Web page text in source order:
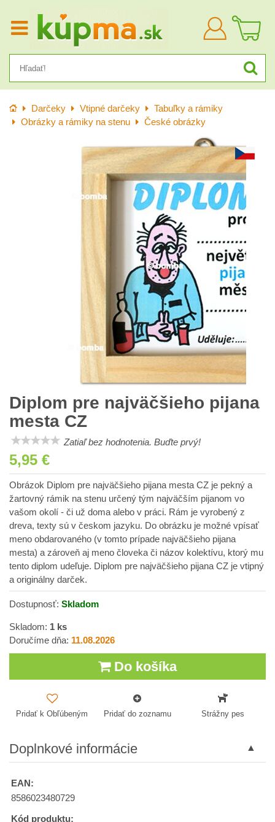
Prihlásiť
sa
Úvod Darčeky Vtipné darčeky
Tabuľky a rámiky
Obrázky a rámiky na stenu
České obrázky
Diplom pre najväčšieho pijana
mesta CZ
Zatiaľ bez hodnotenia. Buďte prvý!
5,95 €
Obrázok Diplom pre najväčšieho pijana mesta CZ je pekný a
žartovný rámik na stenu určený tým najväčším pijanom vo
vašom okolí - či už doma alebo v práci. Rám je vyrobený z
dreva, texty sú v českom jazyku. Do obrázku je možné vpísať
meno obdarovaného (v tomto prípade najväčšieho pijana
mesta) a zároveň aj meno človeka či názov kolektívu, ktorý mu
tento diplom udeľuje. Diplom pre najväčšieho pijana CZ je vtipný
a originálny darček.
Dostupnosť: Skladom
Skladom: 1 ks
Doručíme dňa: 11.08.2026
Do košíka
Pridať k Obľúbeným Pridať do zoznamu Strážny pes
Doplnkové informácie
EAN:
8586023480729
Kód produktu: